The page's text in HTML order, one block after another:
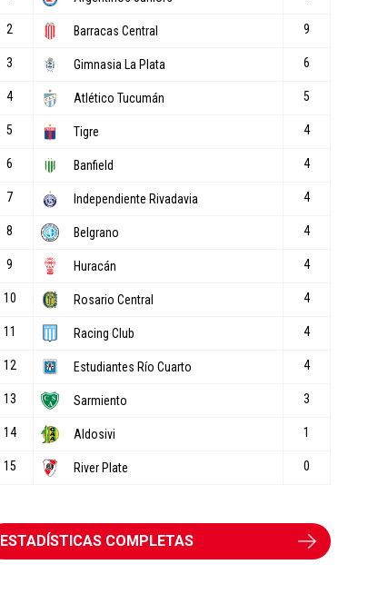
ESTADÍSTICAS COMPLETAS